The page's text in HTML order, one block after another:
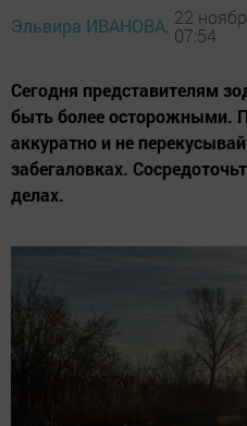
Эльвира ИВАНОВА, 22
07:54
Сегодня представителям
быть более осторожными.
аккуратно и не
забегаловках.
делах.